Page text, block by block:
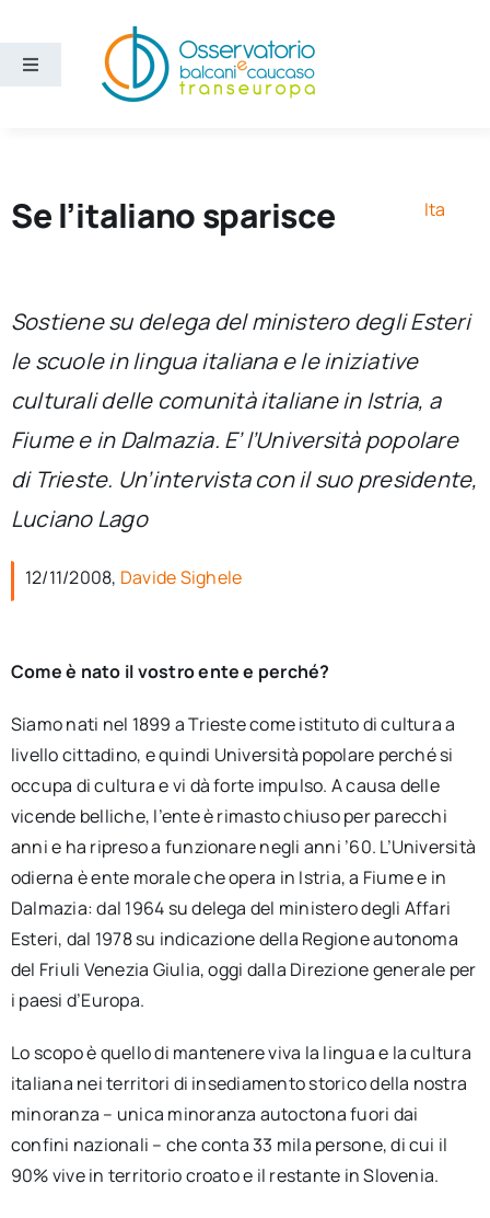
contenuto
Toggle
Sezioni
Chi siamo
Cerca
per:
Se l’italiano sparisce Ita
Sostiene su delega del ministero degli Esteri
le scuole in lingua italiana e le iniziative
culturali delle comunità italiane in Istria, a
Fiume e in Dalmazia. E’ l’Università popolare
di Trieste. Un’intervista con il suo presidente,
Luciano Lago
12/11/2008, Davide Sighele
Come è nato il vostro ente e perché?
Siamo nati nel 1899 a Trieste come istituto di cultura a
livello cittadino, e quindi Università popolare perché si
occupa di cultura e vi dà forte impulso. A causa delle
vicende belliche, l’ente è rimasto chiuso per parecchi
anni e ha ripreso a funzionare negli anni ’60. L’Università
odierna è ente morale che opera in Istria, a Fiume e in
Dalmazia: dal 1964 su delega del ministero degli Affari
Esteri, dal 1978 su indicazione della Regione autonoma
del Friuli Venezia Giulia, oggi dalla Direzione generale per
i paesi d’Europa.
Lo scopo è quello di mantenere viva la lingua e la cultura
italiana nei territori di insediamento storico della nostra
minoranza – unica minoranza autoctona fuori dai
confini nazionali – che conta 33 mila persone, di cui il
90% vive in territorio croato e il restante in Slovenia.